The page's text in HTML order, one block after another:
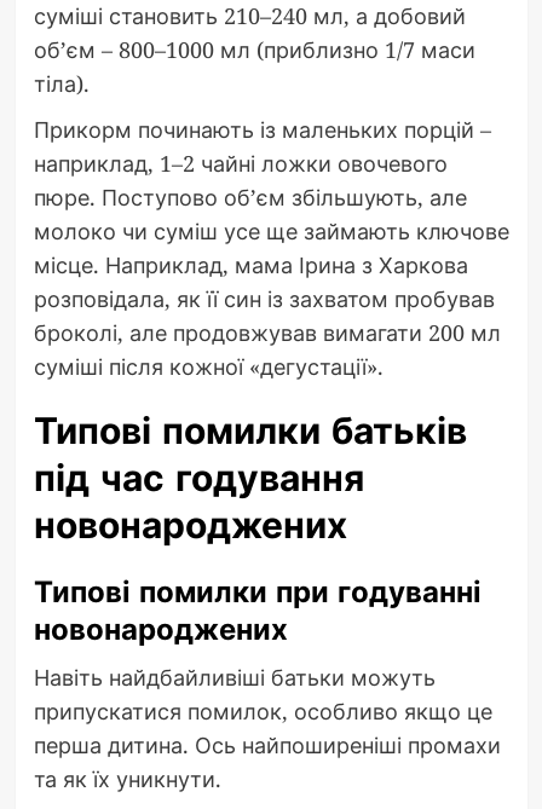
суміші становить 210–240 мл, а добовий
об’єм – 800–1000 мл (приблизно 1/7 маси
тіла).
Прикорм починають із маленьких порцій –
наприклад, 1–2 чайні ложки овочевого
пюре. Поступово об’єм збільшують, але
молоко чи суміш усе ще займають ключове
місце. Наприклад, мама Ірина з Харкова
розповідала, як її син із захватом пробував
броколі, але продовжував вимагати 200 мл
суміші після кожної «дегустації».
Типові помилки батьків
під час годування
новонароджених
Типові помилки при годуванні
новонароджених
Навіть найдбайливіші батьки можуть
припускатися помилок, особливо якщо це
перша дитина. Ось найпоширеніші промахи
та як їх уникнути.